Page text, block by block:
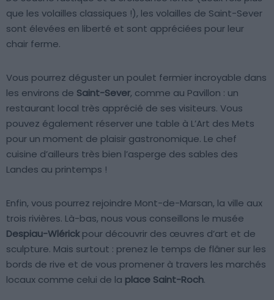
que les volailles classiques !), les volailles de Saint-Sever
sont élevées en liberté et sont appréciées pour leur
chair ferme.
Vous pourrez déguster un poulet fermier incroyable dans
les environs de Saint-Sever, comme au Pavillon : un
restaurant local très apprécié de ses visiteurs. Vous
pouvez également réserver une table à L’Art des Mets
pour un moment de plaisir gastronomique. Le chef
cuisine d’ailleurs très bien l’asperge des sables des
Landes au printemps !
Enfin, vous pourrez rejoindre Mont-de-Marsan, la ville aux
trois rivières. Là-bas, nous vous conseillons le musée
Despiau-Wlérickpour découvrir des œuvres d’art et de
sculpture. Mais surtout : prenez le temps de flâner sur les
bords de rive et de vous promener à travers les marchés
locaux comme celui de la place Saint-Roch.